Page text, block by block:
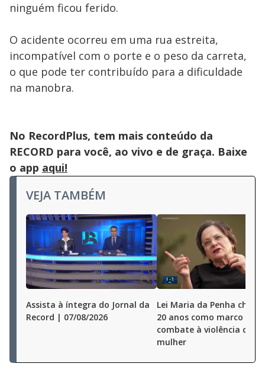
ninguém ficou ferido.
O acidente ocorreu em uma rua estreita,
incompatível com o porte e o peso da carreta,
o que pode ter contribuído para a dificuldade
na manobra.
No RecordPlus, tem mais conteúdo da
RECORD para você, ao vivo e de graça. Baixe
o app aqui!
VEJA TAMBÉM
Assista à íntegra do Jornal da
Record | 07/08/2026
Lei Maria da Penha chega
20 anos como marco no
combate à violência
mulher